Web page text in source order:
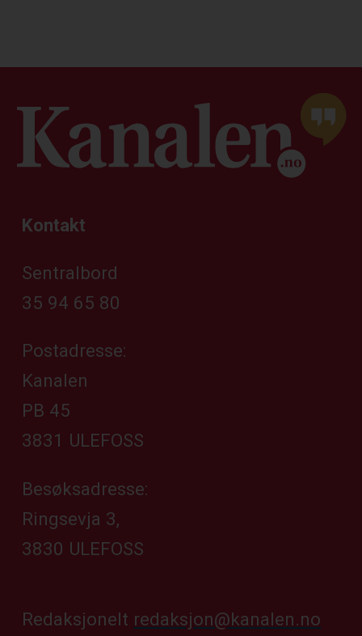
Kontakt
Sentralbord
35 94 65 80
Postadresse:
Kanalen
PB 45
3831 ULEFOSS
Besøksadresse:
Ringsevja 3,
3830 ULEFOSS
Redaksjonelt redaksjon@kanalen.no